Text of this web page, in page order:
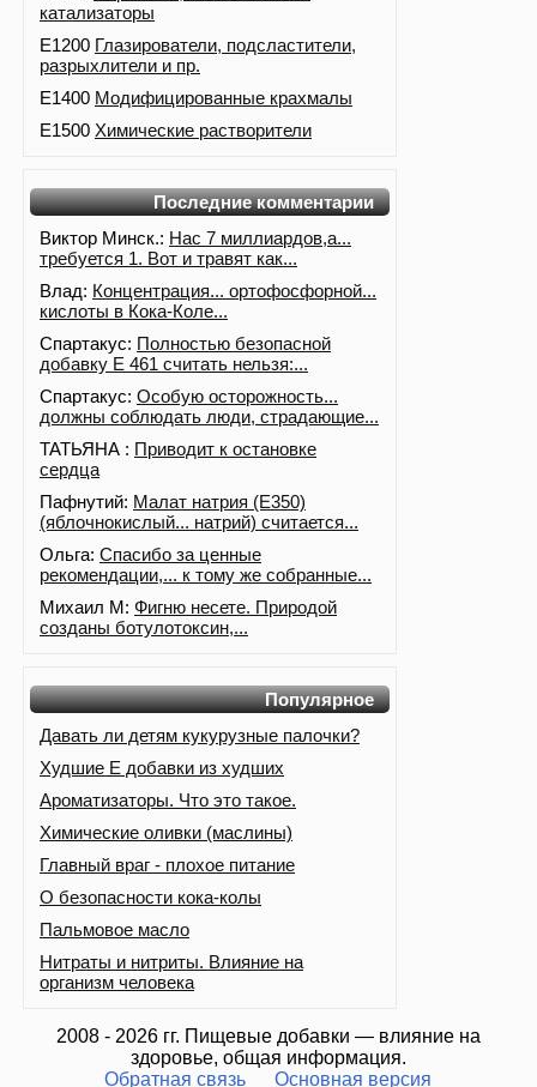
катализаторы
E1200 Глазирователи, подсластители,
разрыхлители и пр.
E1400 Модифицированные крахмалы
E1500 Химические растворители
Последние комментарии
Виктор Минск.: Нас 7 миллиардов,а...
требуется 1. Вот и травят как...
Влад: Концентрация... ортофосфорной...
кислоты в Кока-Коле...
Спартакус: Полностью безопасной
добавку Е 461 считать нельзя:...
Спартакус: Особую осторожность...
должны соблюдать люди, страдающие...
ТАТЬЯНА : Приводит к остановке
сердца
Пафнутий: Малат натрия (E350)
(яблочнокислый... натрий) считается...
Ольга: Спасибо за ценные
рекомендации,... к тому же собранные...
Михаил М: Фигню несете. Природой
созданы ботулотоксин,...
Популярное
Давать ли детям кукурузные палочки?
Худшие Е добавки из худших
Ароматизаторы. Что это такое.
Химические оливки (маслины)
Главный враг - плохое питание
О безопасности кока-колы
Пальмовое масло
Нитраты и нитриты. Влияние на
организм человека
2008 - 2026 гг. Пищевые добавки — влияние на
здоровье, общая информация.
Обратная связь
Основная версия